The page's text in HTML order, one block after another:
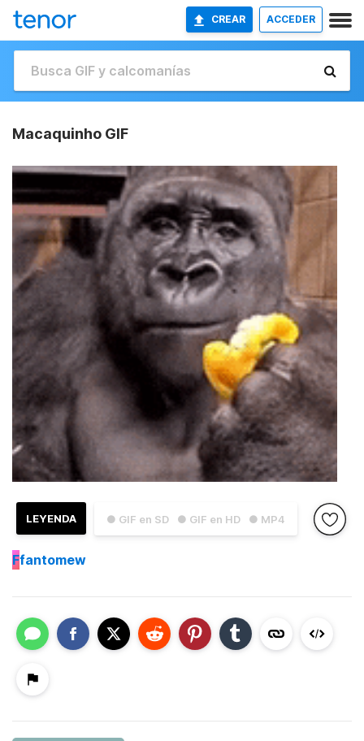
CREAR ACCEDER
Macaquinho GIF
● GIF en SD ● GIF en HD ● MP4
LEYENDA
Ffantomew